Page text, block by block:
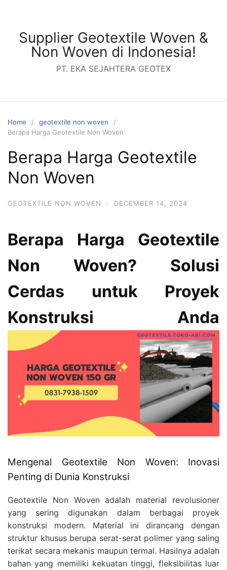
contentSupplier Geotextile Woven &
Non Woven di Indonesia!
PT. EKA SEJAHTERA GEOTEX
Home
geotextile non woven
Berapa Harga Geotextile Non Woven
Berapa Harga Geotextile
Non Woven
GEOTEXTILE NON WOVEN · DECEMBER 14, 2024
Berapa Harga Geotextile
Non Woven? Solusi
Cerdas untuk Proyek
Konstruksi Anda
Mengenal Geotextile Non Woven: Inovasi
Penting di Dunia Konstruksi
Geotextile Non Woven adalah material revolusioner
yang sering digunakan dalam berbagai proyek
konstruksi modern. Material ini dirancang dengan
struktur khusus berupa serat-serat polimer yang saling
terikat secara mekanis maupun termal. Hasilnya adalah
bahan yang memiliki kekuatan tinggi, fleksibilitas luar